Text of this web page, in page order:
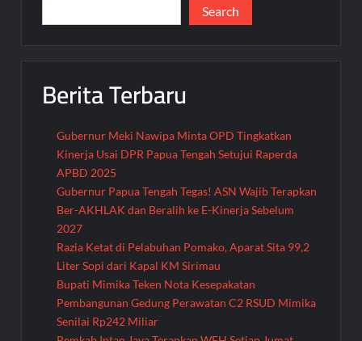
Search
Berita Terbaru
Gubernur Meki Nawipa Minta OPD Tingkatkan
Kinerja Usai DPR Papua Tengah Setujui Raperda
APBD 2025
Gubernur Papua Tengah Tegas! ASN Wajib Terapkan
Ber-AKHLAK dan Beralih ke E-Kinerja Sebelum
2027
Razia Ketat di Pelabuhan Pomako, Aparat Sita 99,2
Liter Sopi dari Kapal KM Sirimau
Bupati Mimika Teken Nota Kesepakatan
Pembangunan Gedung Perawatan C2 RSUD Mimika
Senilai Rp242 Miliar